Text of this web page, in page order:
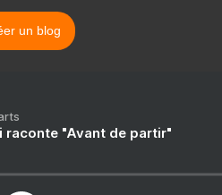
un blog
raconte "Avant de partir"